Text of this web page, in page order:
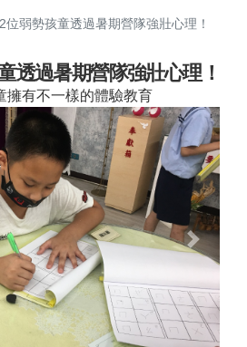
位弱勢孩童透過暑期營隊強壯心理！
透過暑期營隊強壯心理！
擁有不一樣的體驗教育
Next